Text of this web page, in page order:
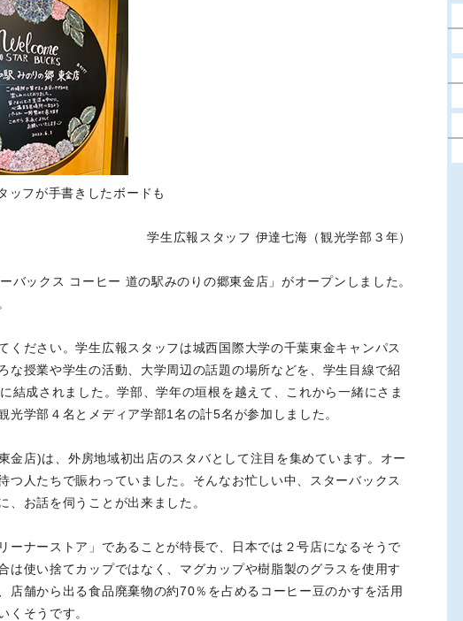
ッフが手書きしたボードも
学生広報スタッフ 伊達七海（観光学部３年）
ックス コーヒー 道の駅みのりの郷東金店」がオープンしました。
ださい。学生広報スタッフは城西国際大学の千葉東金キャンパス
授業や学生の活動、大学周辺の話題の場所などを、学生目線で紹
結成されました。学部、学年の垣根を越えて、これから一緒にさま
学部４名とメディア学部1名の計5名が参加しました。
店)は、外房地域初出店のスタバとして注目を集めています。オー
人たちで賑わっていました。そんなお忙しい中、スターバックス
お話を伺うことが出来ました。
ナーストア」であることが特長で、日本では２号店になるそうで
使い捨てカップではなく、マグカップや樹脂製のグラスを使用す
舗から出る食品廃棄物の約70％を占めるコーヒー豆のかすを活用
くそうです。